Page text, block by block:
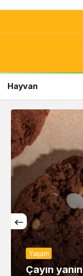
Hayvan
Gündüz
Gündüz
Gece
Gece
Sistem
Sistem
Yaşam
Çayın